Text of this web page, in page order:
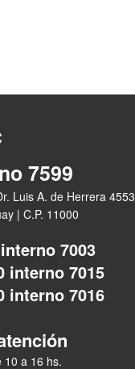
7599
Luis A. de Herrera 4553
| C.P. 11000
7003
interno 7015
interno 7016
10 a 16 hs.